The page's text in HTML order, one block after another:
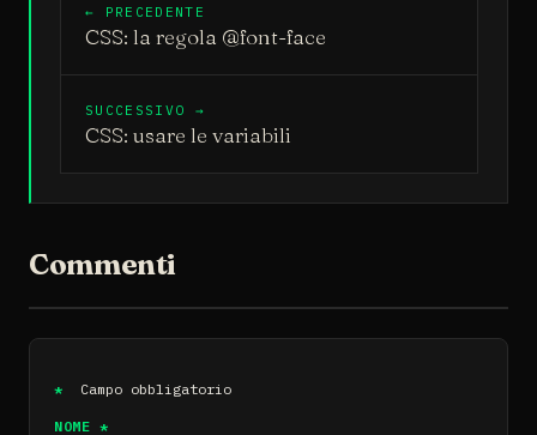
← PRECEDENTE
CSS: la regola @font-face
SUCCESSIVO →
CSS: usare le variabili